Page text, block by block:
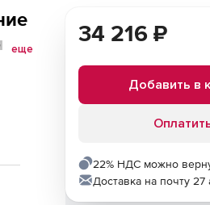
еще
34 216 ₽
Добавить в
22% НДС можно
Доставка на почту